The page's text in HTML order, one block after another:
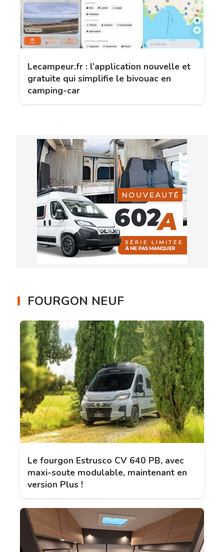
Lecampeur.fr : l’application nouvelle et
gratuite qui simplifie le bivouac en
camping-car
FOURGON NEUF
Le fourgon Estrusco CV 640 PB, avec
maxi-soute modulable, maintenant en
version Plus !